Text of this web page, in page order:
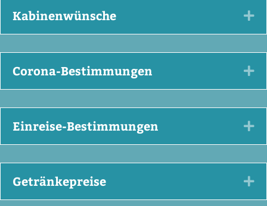
Kabinenwünsche
Corona-Bestimmungen
Einreise-Bestimmungen
Getränkepreise